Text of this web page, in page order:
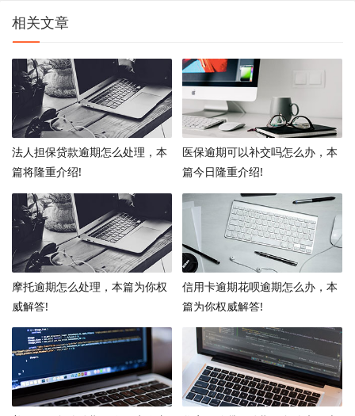
相关文章
法人担保贷款逾期怎么处理，本
篇将隆重介绍!
医保逾期可以补交吗怎么办，本
篇今日隆重介绍!
摩托逾期怎么处理，本篇为你权
威解答!
信用卡逾期花呗逾期怎么办，本
篇为你权威解答!